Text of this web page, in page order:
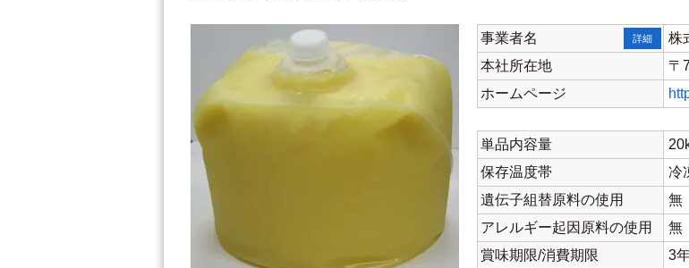
事業者名 詳細
株
本社所在地
〒
ホームページ
単品内容量
保存温度帯
遺伝子組替原料の使用
無
アレルギー起因原料の使用
無
賞味期限/消費期限
3